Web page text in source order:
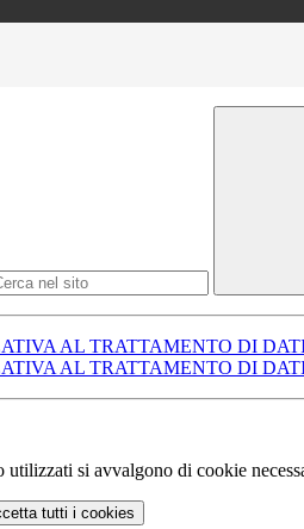
AL TRATTAMENTO DI
AL TRATTAMENTO DI
utilizzati si avvalgono di cookie
tutti i cookies